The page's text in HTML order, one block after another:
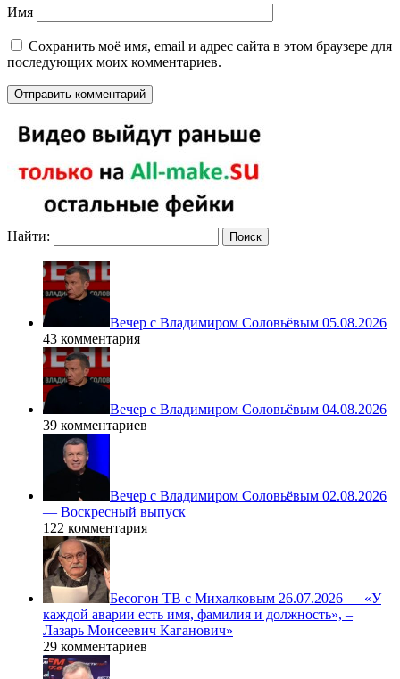
Имя
Сохранить моё имя, email и адрес сайта в этом браузере для
последующих моих комментариев.
Найти:
Вечер с Владимиром Соловьёвым 05.08.2026
43 комментария
Вечер с Владимиром Соловьёвым 04.08.2026
39 комментариев
Вечер с Владимиром Соловьёвым 02.08.2026
— Воскресный выпуск
122 комментария
Бесогон ТВ с Михалковым 26.07.2026 — «У
каждой аварии есть имя, фамилия и должность», –
Лазарь Моисеевич Каганович»
29 комментариев